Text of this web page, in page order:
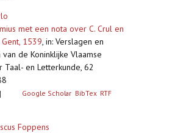
met een nota over C. Crul en
1539, in: Verslagen en
de Koninklijke Vlaamse
Taal- en Letterkunde, 62
Google Scholar BibTex RTF
Foppens